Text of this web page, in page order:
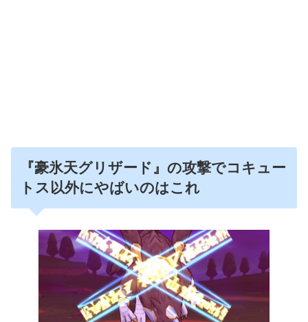
『豪氷天グリザード』の攻撃でコキュー
トス以外にやばいのはこれ